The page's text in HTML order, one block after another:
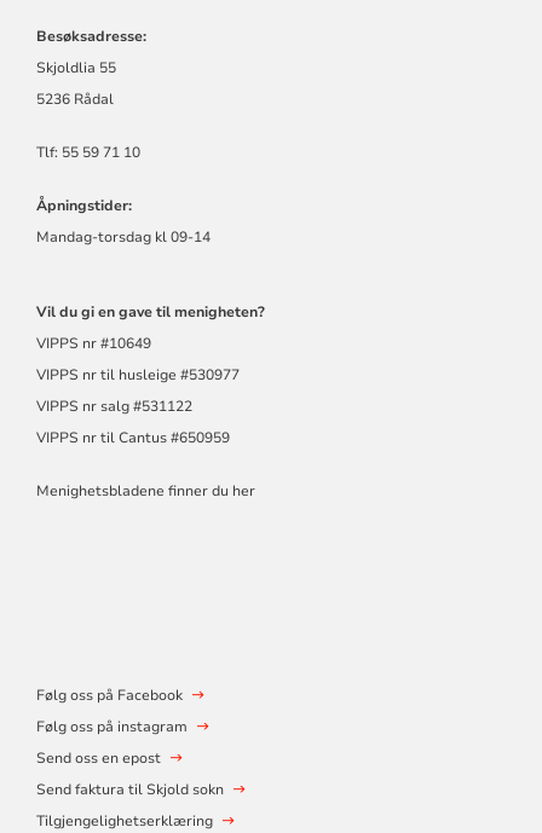
Besøksadresse:
Skjoldlia 55
5236 Rådal
Tlf: 55 59 71 10
Åpningstider:
Mandag-torsdag kl 09-14
Vil du gi en gave til menigheten?
VIPPS nr #10649
VIPPS nr til husleige #530977
VIPPS nr salg #531122
VIPPS nr til Cantus #650959
Menighetsbladene finner du her
Følg oss på Facebook
Følg oss på instagram
Send oss en epost
Send faktura til Skjold sokn
Tilgjengelighetserklæring